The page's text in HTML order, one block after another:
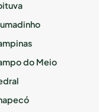
do Meio